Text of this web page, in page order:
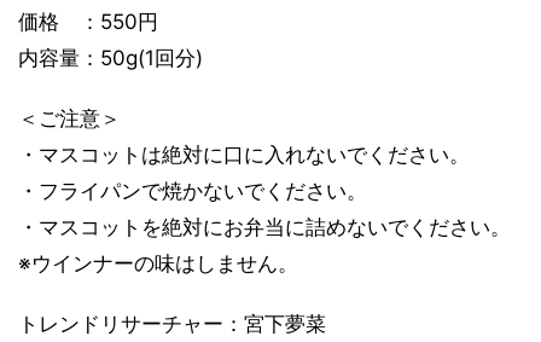
価格 ：550円
内容量：50g(1回分)
＜ご注意＞
・マスコットは絶対に口に入れないでください。
・フライパンで焼かないでください。
・マスコットを絶対にお弁当に詰めないでください。
※ウインナーの味はしません。
トレンドリサーチャー：宮下夢菜